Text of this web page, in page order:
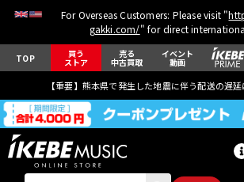
For Overseas Customers: Please visit "
gakki.com/" for direct
TOP 買う
ストア
売る
中古買取
イベント
動画
【重要】熊本県で発生した地震に伴う配送の遅